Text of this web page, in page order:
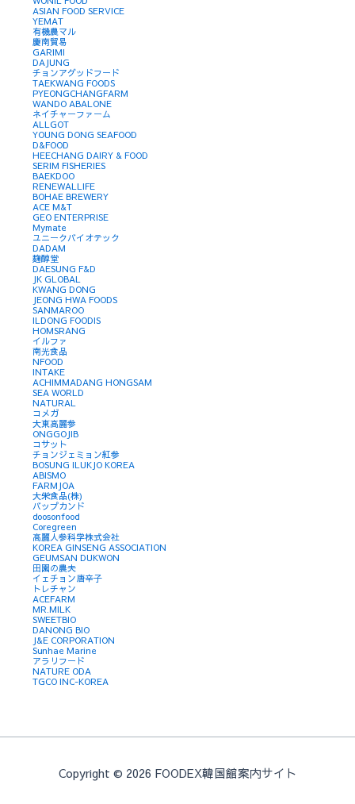
ASIAN FOOD SERVICE
YEMAT
有機農マル
慶南貿易
GARIMI
DAJUNG
チョンアグッドフード
TAEKWANG FOODS
PYEONGCHANGFARM
WANDO ABALONE
ネイチャーファーム
ALLGOT
YOUNG DONG SEAFOOD
D&FOOD
HEECHANG DAIRY & FOOD
SERIM FISHERIES
BAEKDOO
RENEWALLIFE
BOHAE BREWERY
ACE M&T
GEO ENTERPRISE
Mymate
ユニークバイオテック
DADAM
麹醇堂
DAESUNG F&D
JK GLOBAL
KWANG DONG
JEONG HWA FOODS
SANMAROO
ILDONG FOODIS
HOMSRANG
イルファ
南光食品
NFOOD
INTAKE
ACHIMMADANG HONGSAM
SEA WORLD
NATURAL
コメガ
大東高麗参
ONGGOJIB
コサット
チョンジェミョン紅参
BOSUNG ILUKJO KOREA
ABISMO
FARMJOA
大栄食品(株)
バップカンド
doosonfood
Coregreen
高麗人参科学株式会社
KOREA GINSENG ASSOCIATION
GEUMSAN DUKWON
田園の農夫
イェチョン唐辛子
トレチャン
ACEFARM
MR.MILK
SWEETBIO
DANONG BIO
J&E CORPORATION
Sunhae Marine
アラリフード
NATURE ODA
TGCO INC-KOREA
Copyright © 2026 FOODEX韓国館案内サイト